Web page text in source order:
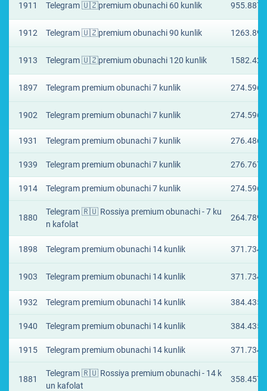
1911 Telegram 🇺🇿premium obunachi 60 kunlik
1912 Telegram 🇺🇿premium obunachi 90 kunlik
1913 Telegram 🇺🇿premium obunachi 120 kunlik
1897 Telegram premium obunachi 7 kunlik
1902 Telegram premium obunachi 7 kunlik
1931 Telegram premium obunachi 7 kunlik
1939 Telegram premium obunachi 7 kunlik 276.767
1914 Telegram premium obunachi 7 kunlik
1880
Telegram 🇷🇺 Rossiya premium obunachi - 7 ku
n kafolat
1898 Telegram premium obunachi 14 kunlik
1903 Telegram premium obunachi 14 kunlik
1932 Telegram premium obunachi 14 kunlik
1940 Telegram premium obunachi 14 kunlik
1915 Telegram premium obunachi 14 kunlik
1881
Telegram 🇷🇺 Rossiya premium obunachi - 14 k
un kafolat